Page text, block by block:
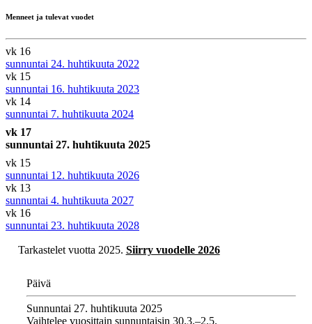
Menneet ja tulevat vuodet
vk 16
sunnuntai 24. huhtikuuta 2022
vk 15
sunnuntai 16. huhtikuuta 2023
vk 14
sunnuntai 7. huhtikuuta 2024
vk 17
sunnuntai 27. huhtikuuta 2025
vk 15
sunnuntai 12. huhtikuuta 2026
vk 13
sunnuntai 4. huhtikuuta 2027
vk 16
sunnuntai 23. huhtikuuta 2028
Tarkastelet vuotta 2025. Siirry vuodelle 2026
Päivä
Sunnuntai 27. huhtikuuta 2025
Vaihtelee vuosittain sunnuntaisin 30.3.–2.5.